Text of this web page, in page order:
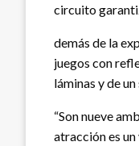
circuito
demás de la
juegos con
láminas y de
“Son nueve
atracción es un